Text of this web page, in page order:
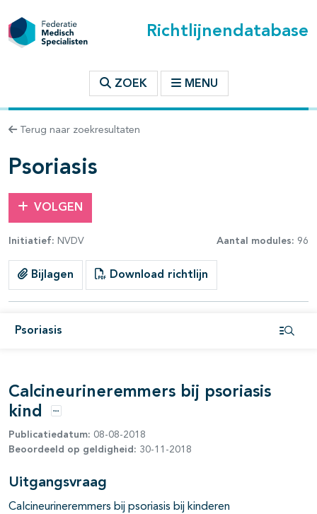
Richtlijnendatabase
ZOEK MENU
Terug naar zoekresultaten
Psoriasis
VOLGEN
Initiatief: NVDV Aantal modules: 96
Bijlagen Download richtlijn
Psoriasis
binnen deze richtlijn
open- en dichtklappen
open- en dichtklappen
open- en dichtklappen
Calcineurineremmers bij psoriasis
kind
Opties
Publicatiedatum: 08-08-2018
Beoordeeld op geldigheid: 30-11-2018
Uitgangsvraag
Calcineurineremmers bij psoriasis bij kinderen